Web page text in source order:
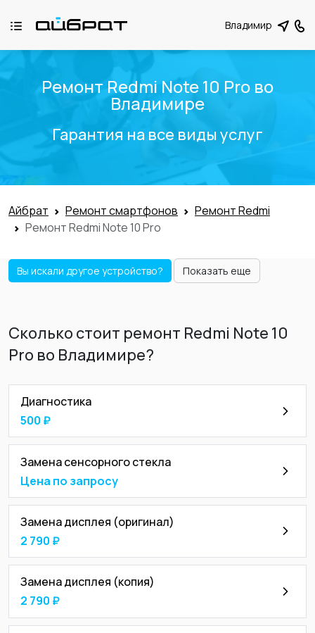
Владимир
Ремонт Redmi Note 10 Pro во
Владимире
Гарантия на все виды услуг
Айбрат Ремонт смартфонов
Ремонт Redmi
Ремонт Redmi Note 10 Pro
Вы искали другое устройство? Показать еще
Сколько стоит ремонт Redmi Note 10
Pro во Владимире?
Диагностика
500 ₽
Замена сенсорного стекла
Цена по запросу
Замена дисплея (оригинал)
2 790 ₽
Замена дисплея (копия)
2 790 ₽